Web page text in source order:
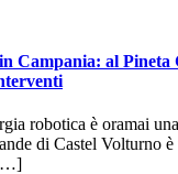
Campania: al Pineta
robotica è oramai
di Castel Volturno